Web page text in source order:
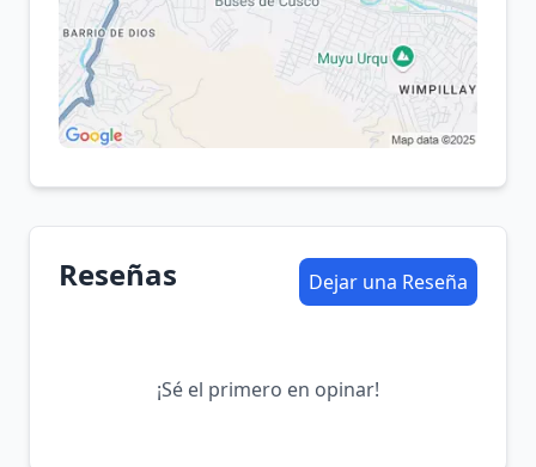
Reseñas Dejar una Reseña
¡Sé el primero en opinar!